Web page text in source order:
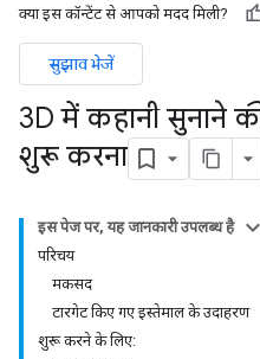
क्या इस कॉन्टेंट से आपको मदद मिली?
सुझाव भेजें
3D में कहानी सुनाने
शुरू करना
इस पेज पर, यह जानकारी उपलब्ध है
परिचय
मकसद
टारगेट किए गए इस्तेमाल के उदाहरण
शुरू करने के लिए: